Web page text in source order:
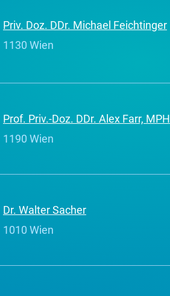
Priv. Doz. DDr. Michael Feichtinger
1130 Wien
Prof. Priv.-Doz. DDr. Alex Farr, MPH
1190 Wien
Dr. Walter Sacher
1010 Wien